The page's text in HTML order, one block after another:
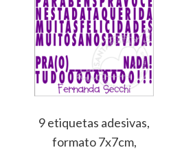
9 etiquetas adesivas,
formato 7x7cm,